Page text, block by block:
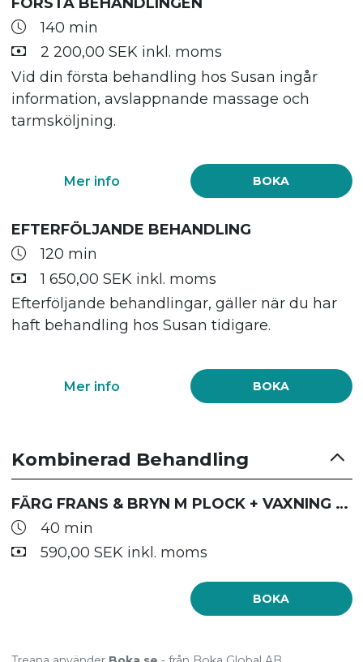
140 min
2 200,00 SEK inkl. moms
Vid din första behandling hos Susan ingår
information, avslappnande massage och
tarmsköljning.
BOKA
Mer info
EFTERFÖLJANDE BEHANDLING
120 min
1 650,00 SEK inkl. moms
Efterföljande behandlingar, gäller när du har
haft behandling hos Susan tidigare.
BOKA
Mer info
Kombinerad Behandling
FÄRG FRANS & BRYN M PLOCK + VAXNING ÖVERLÄPP & HAKA
40 min
590,00 SEK inkl. moms
BOKA